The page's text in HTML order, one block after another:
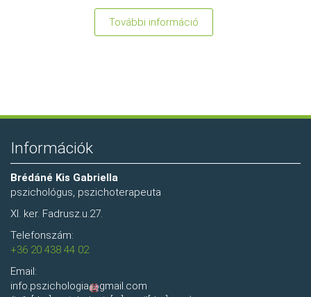
További információ
pszichológus
Információk
Brédáné Kis Gabriella
pszichológus, pszichoterapeuta
XI. ker. Fadrusz.u.27.
Telefonszám:
+36 20 438 44 02
Email:
info.pszichologia
gmail.com